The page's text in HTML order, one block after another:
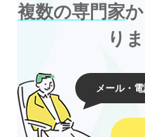
複数の専門家
り
メール・